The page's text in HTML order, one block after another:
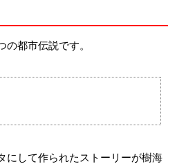
都市伝説です。
にして作られたストーリーが樹海